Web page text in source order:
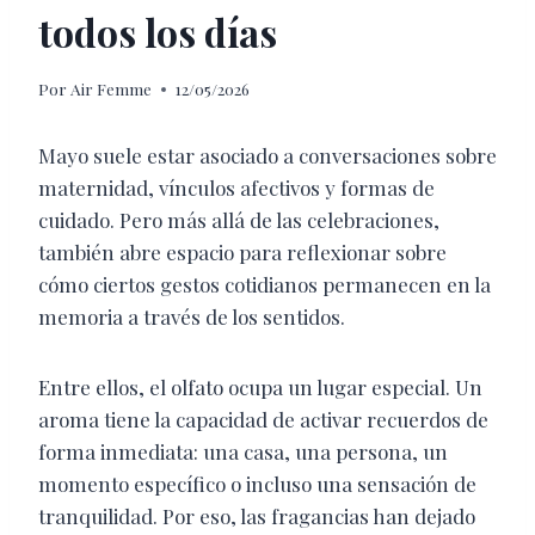
todos los días
Por Air Femme 12/05/2026
Mayo suele estar asociado a conversaciones sobre
maternidad, vínculos afectivos y formas de
cuidado. Pero más allá de las celebraciones,
también abre espacio para reflexionar sobre
cómo ciertos gestos cotidianos permanecen en la
memoria a través de los sentidos.
Entre ellos, el olfato ocupa un lugar especial. Un
aroma tiene la capacidad de activar recuerdos de
forma inmediata: una casa, una persona, un
momento específico o incluso una sensación de
tranquilidad. Por eso, las fragancias han dejado